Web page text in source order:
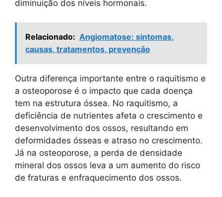
diminuição dos níveis hormonais.
Relacionado: Angiomatose: sintomas,
causas, tratamentos, prevenção
Outra diferença importante entre o raquitismo e
a osteoporose é o impacto que cada doença
tem na estrutura óssea. No raquitismo, a
deficiência de nutrientes afeta o crescimento e
desenvolvimento dos ossos, resultando em
deformidades ósseas e atraso no crescimento.
Já na osteoporose, a perda de densidade
mineral dos ossos leva a um aumento do risco
de fraturas e enfraquecimento dos ossos.